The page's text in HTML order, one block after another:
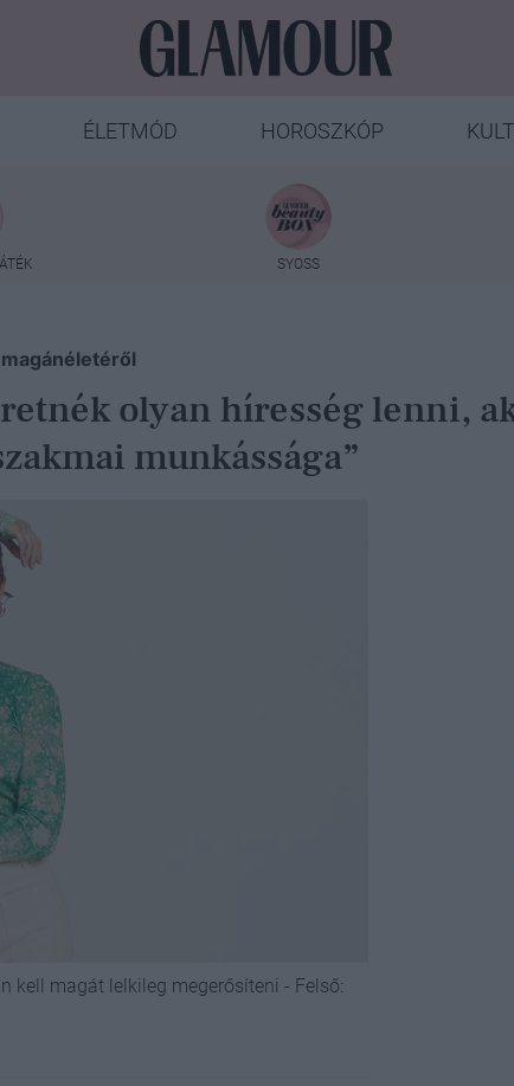
ÉLETMÓD HOROSZKÓP
SYOSS
olyan híresség lenni,
munkássága”
kell magát lelkileg megerősíteni - Felső: